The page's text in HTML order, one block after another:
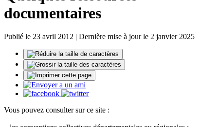
documentaires
Publié le 23 avril 2012 | Dernière mise à jour le 2 janvier 2025
Vous pouvez consulter sur ce site :